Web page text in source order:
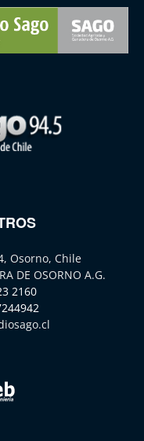
Osorno, Chile
DE OSORNO A.G.
2160